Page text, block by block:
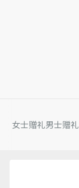
女士赠礼男士赠礼